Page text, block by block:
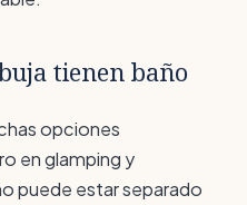
tienen baño
opciones
en glamping y
puede estar separado